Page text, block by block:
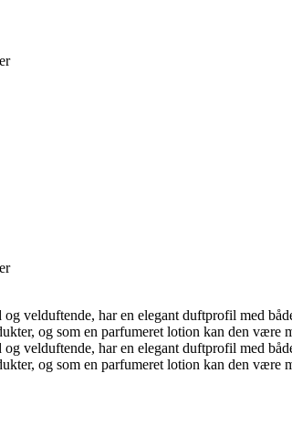
velduftende, har en elegant duftprofil med
og som en parfumeret lotion kan den være
velduftende, har en elegant duftprofil med
og som en parfumeret lotion kan den være